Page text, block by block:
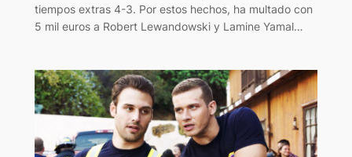
tiempos extras 4-3. Por estos hechos, ha multado con
5 mil euros a Robert Lewandowski y Lamine Yamal…